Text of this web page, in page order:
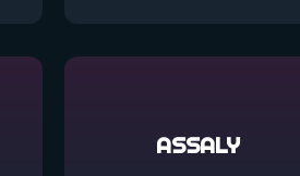
ASSALY